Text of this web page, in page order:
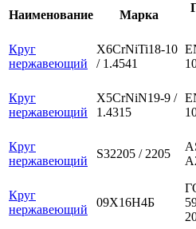
Наименование Марка
Круг
нержавеющий
X6CrNiTi18-10
/ 1.4541
Круг
нержавеющий
X5CrNiN19-9 /
1.4315
Круг
нержавеющий
S32205 / 2205
Круг
нержавеющий
09Х16Н4Б